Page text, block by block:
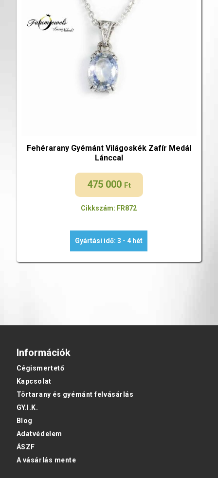
Fehérarany Gyémánt Világoskék Zafír Medál
Lánccal
475 000 Ft
Cikkszám: FR872
Gyártási idő: 3 - 4 hét
Információk
Cégismertető
Kapcsolat
Törtarany és gyémánt felvásárlás
GY.I.K.
Blog
Adatvédelem
ÁSZF
A vásárlás mente